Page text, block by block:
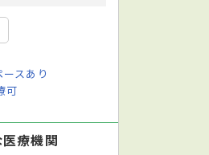
スあり
可
療機関